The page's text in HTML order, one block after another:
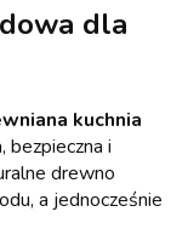
dla
kuchnia
bezpieczna i
drewno
a jednocześnie